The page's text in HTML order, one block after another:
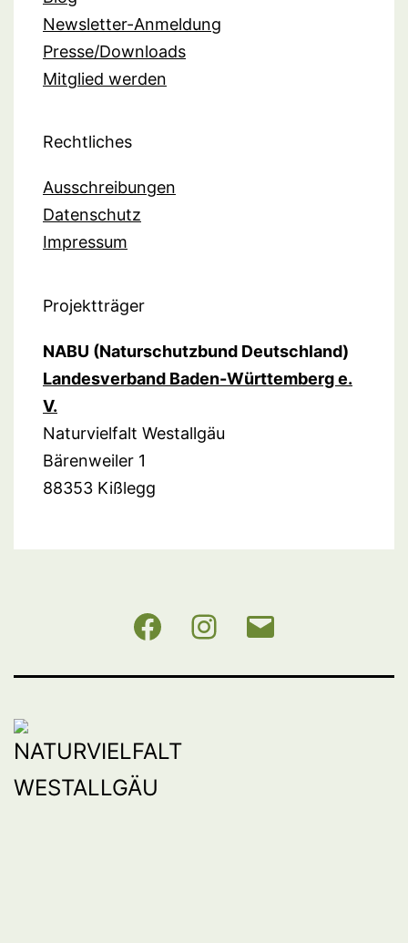
Newsletter-Anmeldung
Presse/Downloads
Mitglied werden
Rechtliches
Ausschreibungen
Datenschutz
Impressum
Projektträger
NABU (Naturschutzbund Deutschland)
Landesverband Baden-Württemberg e.
V.
Naturvielfalt Westallgäu
Bärenweiler 1
88353 Kißlegg
NABU Instagram